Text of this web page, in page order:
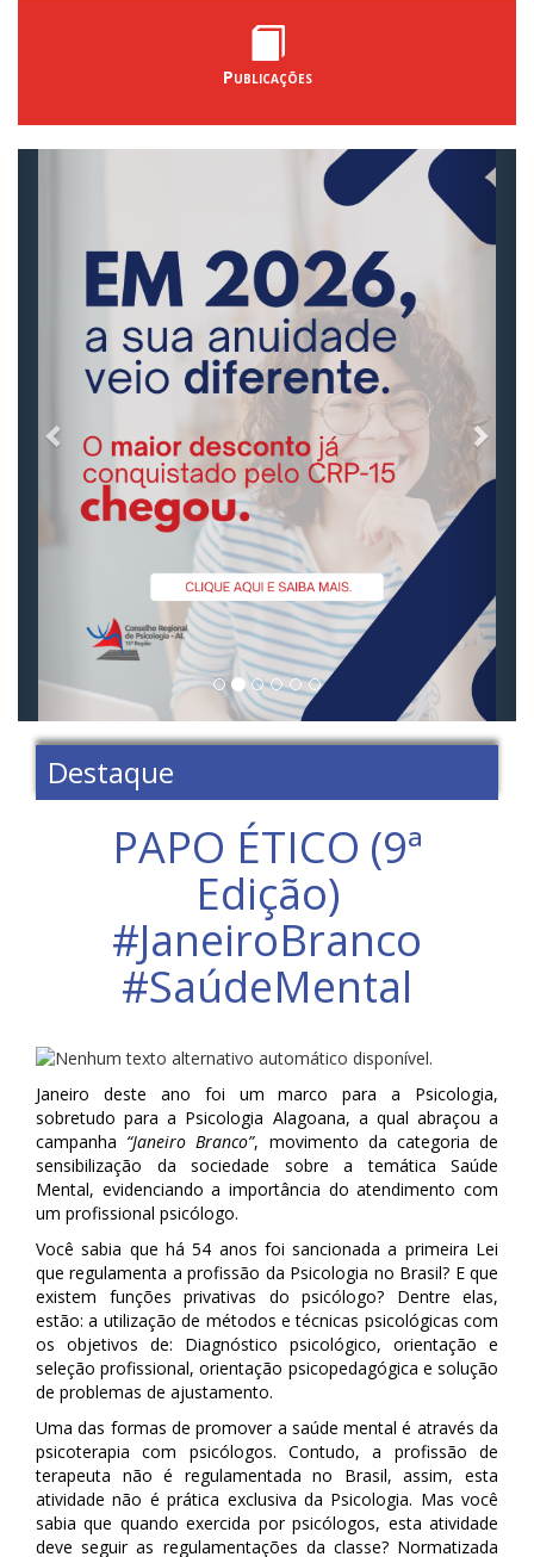
Publicações
Destaque
PAPO ÉTICO (9ª
Edição)
#JaneiroBranco
#SaúdeMental
Janeiro deste ano foi um marco para a Psicologia,
sobretudo para a Psicologia Alagoana, a qual abraçou a
campanha “Janeiro Branco”, movimento da categoria de
sensibilização da sociedade sobre a temática Saúde
Mental, evidenciando a importância do atendimento com
um profissional psicólogo.
Você sabia que há 54 anos foi sancionada a primeira Lei
que regulamenta a profissão da Psicologia no Brasil? E que
existem funções privativas do psicólogo? Dentre elas,
estão: a utilização de métodos e técnicas psicológicas com
os objetivos de: Diagnóstico psicológico, orientação e
seleção profissional, orientação psicopedagógica e solução
de problemas de ajustamento.
Uma das formas de promover a saúde mental é através da
psicoterapia com psicólogos. Contudo, a profissão de
terapeuta não é regulamentada no Brasil, assim, esta
atividade não é prática exclusiva da Psicologia. Mas você
sabia que quando exercida por psicólogos, esta atividade
deve seguir as regulamentações da classe? Normatizada